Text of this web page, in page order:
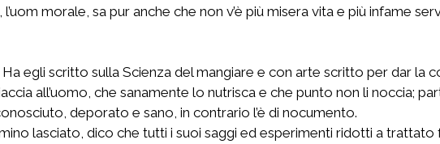
morale, sa pur anche che non v’è più misera vita e più infame
egli scritto sulla Scienza del mangiare e con arte scritto per dar la
all’uomo, che sanamente lo nutrisca e che punto non li noccia;
deporato e sano, in contrario l’è di nocumento.
lasciato, dico che tutti i suoi saggi ed esperimenti ridotti a